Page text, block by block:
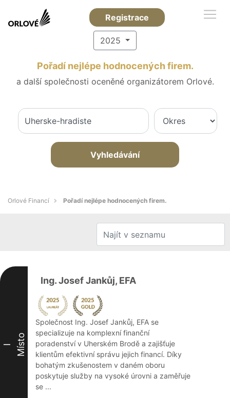
Registrace
2025
Pořadí nejlépe hodnocených firem.
a další společnosti oceněné organizátorem Orlové.
Vyhledávání
Orlové Financí Pořadí nejlépe hodnocených firem.
I Místo
Ing. Josef Jankůj, EFA
Společnost Ing. Josef Jankůj, EFA se
specializuje na komplexní finanční
poradenství v Uherském Brodě a zajišťuje
klientům efektivní správu jejich financí. Díky
bohatým zkušenostem v daném oboru
poskytuje služby na vysoké úrovni a zaměřuje
se ...